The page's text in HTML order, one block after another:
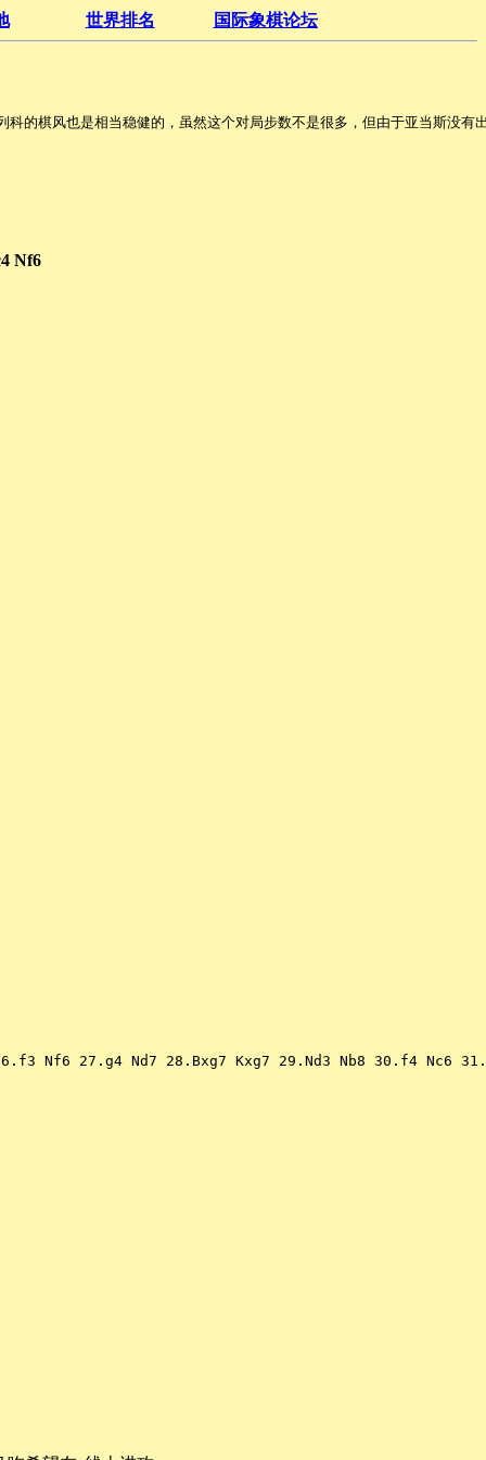
世界排名 国际象棋论坛
的棋风也是相当稳健的，虽然这个对局步数不是很多，但由于亚当
Nf6
Nf6 27.g4 Nd7 28.Bxg7 Kxg7 29.Nd3 Nb8 30.f4 Nc6